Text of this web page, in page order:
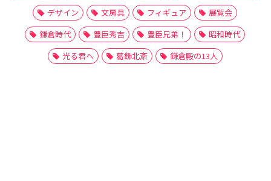
デザイン
文房具 フィギュア
展覧会
鎌倉時代
豊臣秀吉 豊臣兄弟！
昭和時代
光る君へ
葛飾北斎 鎌倉殿の13人